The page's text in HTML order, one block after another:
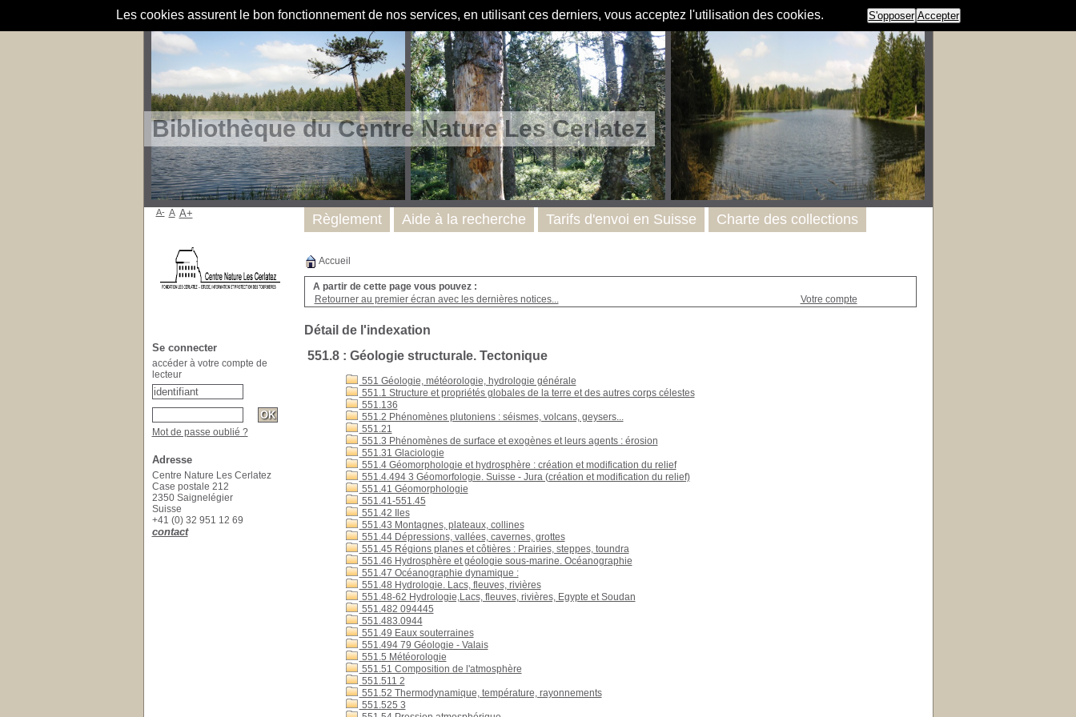
Les cookies assurent le bon fonctionnement de nos services, en utilisant ces derniers, vous acceptez l'utilisation des cookies. S'opposer Accepter
Bibliothèque du Centre Nature Les Cerlatez
Accueil
A partir de cette page vous pouvez :
Retourner au premier écran avec les dernières notices...
Votre compte
Détail de l'indexation
551.8 : Géologie structurale. Tectonique
551 Géologie, météorologie, hydrologie générale
551.1 Structure et propriétés globales de la terre et des autres corps célestes
551.136
551.2 Phénomènes plutoniens : séismes, volcans, geysers...
551.21
551.3 Phénomènes de surface et exogènes et leurs agents : érosion
551.31 Glaciologie
551.4 Géomorphologie et hydrosphère : création et modification du relief
551.4.494 3 Géomorfologie. Suisse - Jura (création et modification du relief)
551.41 Géomorphologie
551.41-551.45
551.42 Iles
551.43 Montagnes, plateaux, collines
551.44 Dépressions, vallées, cavernes, grottes
551.45 Régions planes et côtières : Prairies, steppes, toundra
551.46 Hydrosphère et géologie sous-marine. Océanographie
551.47 Océanographie dynamique :
551.48 Hydrologie. Lacs, fleuves, rivières
551.48-62 Hydrologie,Lacs, fleuves, rivières, Egypte et Soudan
551.482 094445
551.483.0944
551.49 Eaux souterraines
551.494 79 Géologie - Valais
551.5 Météorologie
551.51 Composition de l'atmosphère
551.511 2
551.52 Thermodynamique, température, rayonnements
551.525 3
Règlement Aide à la recherche Tarifs d'envoi en Suisse Charte des collections
A- A A+
Se connecter
accéder à votre compte de
lecteur
Mot de passe oublié ?
Adresse
Centre Nature Les Cerlatez
Case postale 212
2350 Saignelégier
Suisse
+41 (0) 32 951 12 69
contact